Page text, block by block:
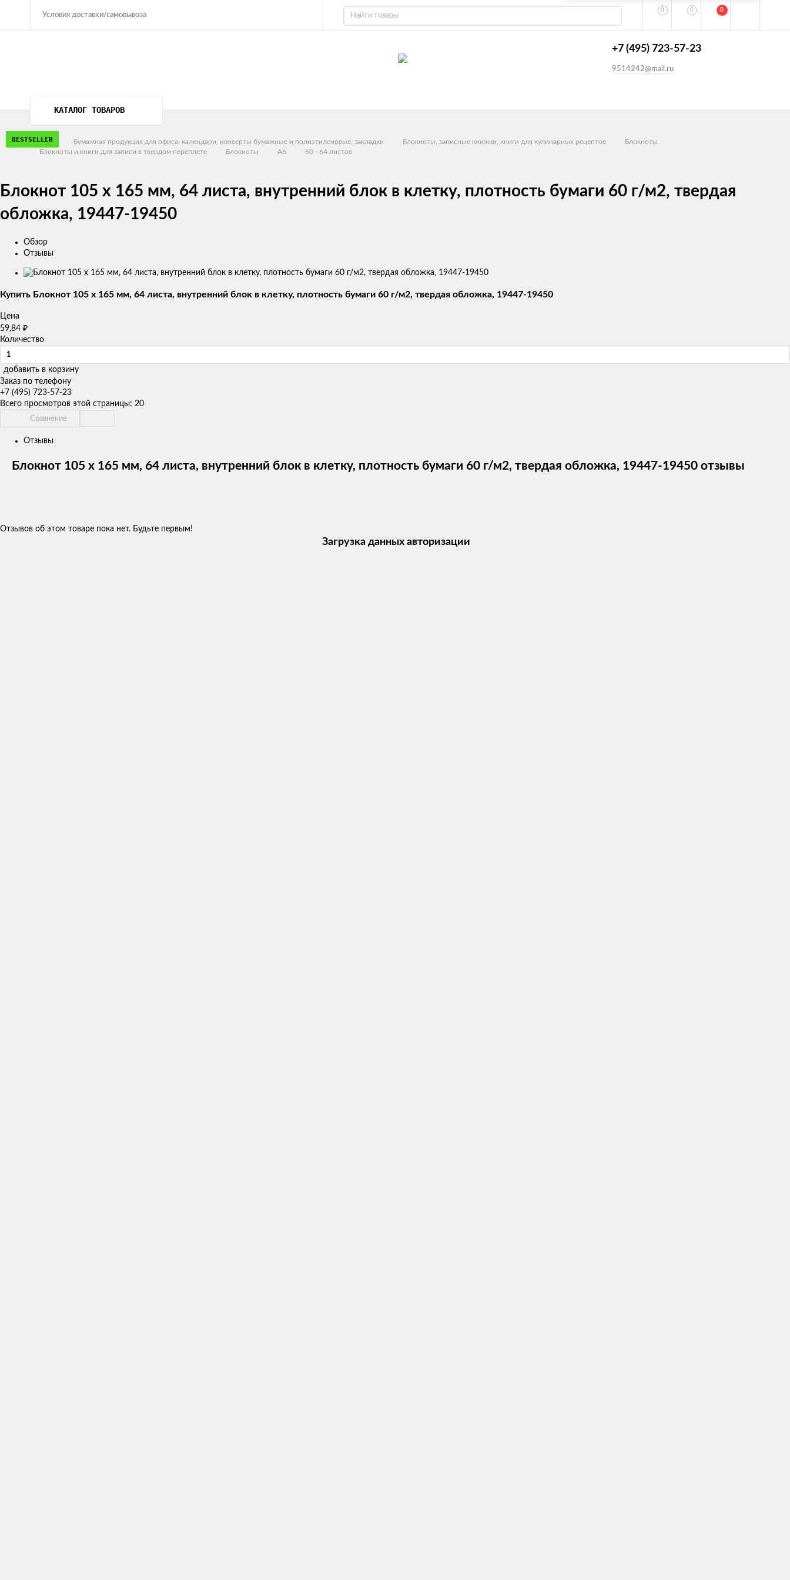
Условия доставки/самовывоза
0 0 0
+7 (495) 723-57-23
9514242@mail.ru
КАТАЛОГ ТОВАРОВ
Главная Бумажная продукция для офиса, календари, конверты бумажные и полиэтиленовые, закладки Блокноты, записные книжки, книги для кулинарных рецептов
Блокноты
Блокноты и книги для записи в твердом переплете
Блокноты A6 60 - 64 листов
Блокнот 105 х 165 мм, 64 листа, внутренний блок в клетку, плотность бумаги 60 г/м2, твердая
обложка, 19447-19450
Обзор
Отзывы
Изображения
товаров
BESTSELLER
Купить Блокнот 105 х 165 мм, 64 листа, внутренний блок в клетку, плотность бумаги 60 г/м2, твердая обложка, 19447-19450
Цена
59,84 ₽
Количество
добавить в корзину
Заказ по телефону
+7 (495) 723-57-23
Всего просмотров этой страницы: 20
Сравнение
Отзывы
Блокнот 105 х 165 мм, 64 листа, внутренний блок в клетку, плотность бумаги 60 г/м2, твердая обложка, 19447-19450 отзывы
Отзывов об этом товаре пока нет. Будьте первым!
Загрузка данных авторизации